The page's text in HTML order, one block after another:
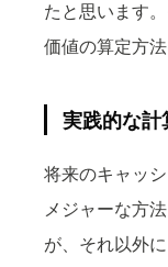
たと思います
価値の算定方
実践的な計
将来のキャッ
メジャーな方
が、それ以外